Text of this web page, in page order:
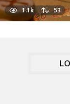
1.1k 53